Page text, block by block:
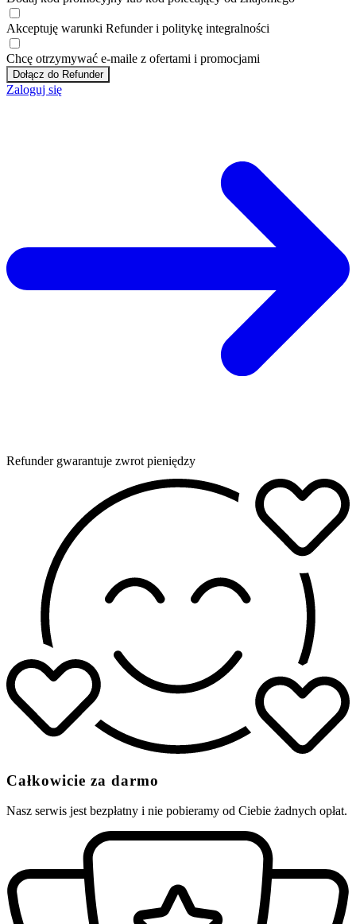
Akceptuję warunki Refunder i politykę integralności
Chcę otrzymywać e-maile z ofertami i promocjami
Dołącz do Refunder
Zaloguj się
Refunder gwarantuje zwrot pieniędzy
Całkowicie za darmo
Nasz serwis jest bezpłatny i nie pobieramy od Ciebie żadnych opłat.